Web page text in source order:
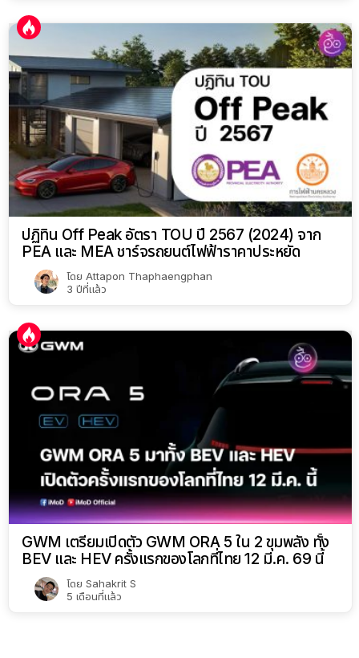
ปฏิทิน Off Peak อัตรา TOU ปี 2567 (2024) จาก
PEA และ MEA ชาร์จรถยนต์ไฟฟ้าราคาประหยัด
โดย Attapon Thaphaengphan
3 ปีที่แล้ว
GWM เตรียมเปิดตัว GWM ORA 5 ใน 2 ขุมพลัง ทั้ง
BEV และ HEV ครั้งแรกของโลกที่ไทย 12 มี.ค. 69 นี้
โดย Sahakrit S
5 เดือนที่แล้ว